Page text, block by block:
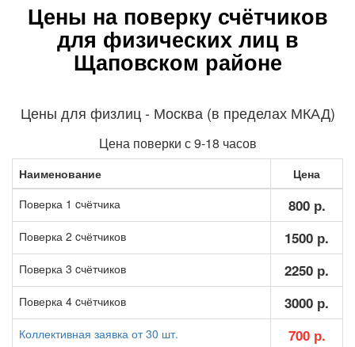
Цены на поверку счётчиков
для физических лиц в
Щаповском районе
Цены для физлиц - Москва (в пределах МКАД)
Цена поверки с 9-18 часов
Наименование
Цена
Поверка 1 cчётчика
800 р.
Поверка 2 cчётчиков 1500 р.
Поверка 3 cчётчиков 2250 р.
Поверка 4 cчётчиков 3000 р.
Коллективная заявка от 30 шт. 700 р.